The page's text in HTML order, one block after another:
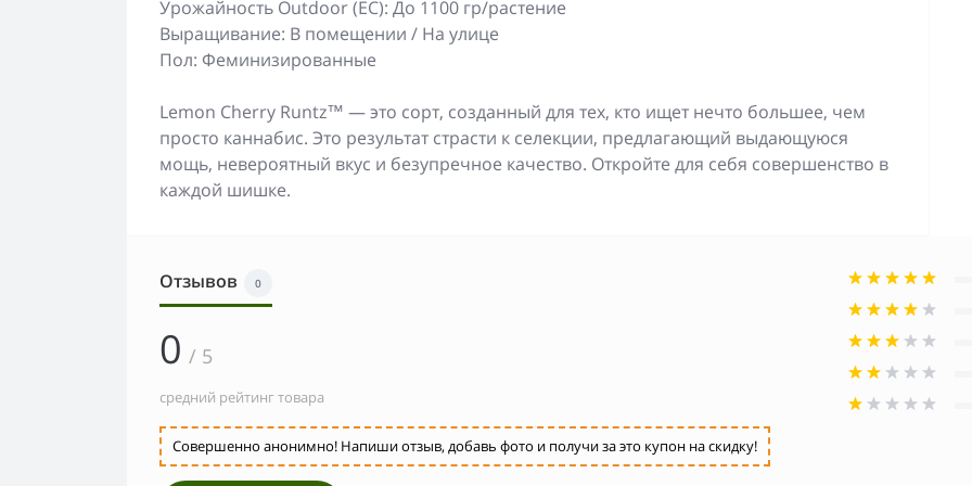
Урожайность Outdoor (ЕС): До 1100 гр/растение
Выращивание: В помещении / На улице
Пол: Феминизированные
Lemon Cherry Runtz™ — это сорт, созданный для тех, кто ищет нечто большее, чем
просто каннабис. Это результат страсти к селекции, предлагающий выдающуюся
мощь, невероятный вкус и безупречное качество. Откройте для себя совершенство в
каждой шишке.
Отзывов 0
0 / 5
средний рейтинг товара
Совершенно анонимно! Напиши отзыв, добавь фото и получи за это купон на скидку!